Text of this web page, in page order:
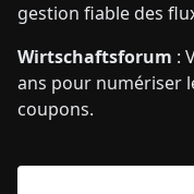
gestion fiable des
Wirtschaftsforum :
ans pour numériser
coupons.